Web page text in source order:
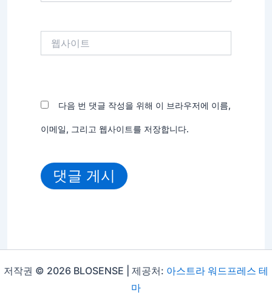
다음 번 댓글 작성을 위해 이 브라우저에 이름,
이메일, 그리고 웹사이트를 저장합니다.
저작권 © 2026 BLOSENSE | 제공처: 아스트라 워드프레스 테
마